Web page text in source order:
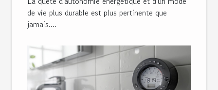
de vie plus durable est plus pertinente que
jamais....